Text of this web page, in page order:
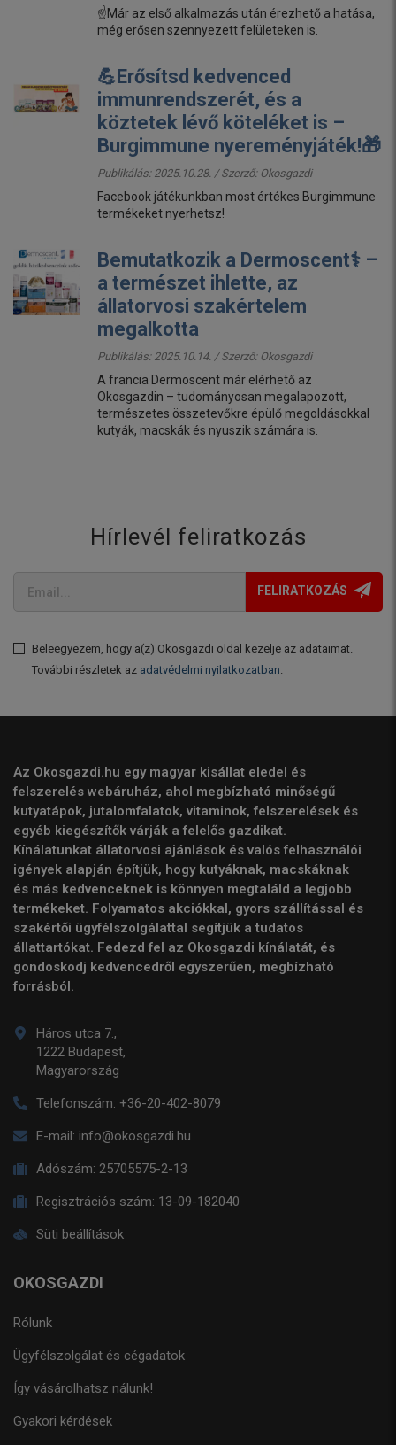
☝️Már az első alkalmazás után érezhető a hatása,
még erősen szennyezett felületeken is.
💪Erősítsd kedvenced
immunrendszerét, és a
köztetek lévő köteléket is –
Burgimmune nyereményjáték!🎁
Publikálás: 2025.10.28. / Szerző: Okosgazdi
Facebook játékunkban most értékes Burgimmune
termékeket nyerhetsz!
Bemutatkozik a Dermoscent⚕️ –
a természet ihlette, az
állatorvosi szakértelem
megalkotta
Publikálás: 2025.10.14. / Szerző: Okosgazdi
A francia Dermoscent már elérhető az
Okosgazdin – tudományosan megalapozott,
természetes összetevőkre épülő megoldásokkal
kutyák, macskák és nyuszik számára is.
Hírlevél feliratkozás
FELIRATKOZÁS
Beleegyezem, hogy a(z) Okosgazdi oldal kezelje az adataimat.
További részletek az adatvédelmi nyilatkozatban.
Az Okosgazdi.hu egy magyar kisállat eledel és
felszerelés webáruház, ahol megbízható minőségű
kutyatápok, jutalomfalatok, vitaminok, felszerelések és
egyéb kiegészítők várják a felelős gazdikat.
Kínálatunkat állatorvosi ajánlások és valós felhasználói
igények alapján építjük, hogy kutyáknak, macskáknak
és más kedvenceknek is könnyen megtaláld a legjobb
termékeket. Folyamatos akciókkal, gyors szállítással és
szakértői ügyfélszolgálattal segítjük a tudatos
állattartókat. Fedezd fel az Okosgazdi kínálatát, és
gondoskodj kedvencedről egyszerűen, megbízható
forrásból.
Háros utca 7.,
1222 Budapest,
Magyarország
Telefonszám: +36-20-402-8079
E-mail: info@okosgazdi.hu
Adószám: 25705575-2-13
Regisztrációs szám: 13-09-182040
Süti beállítások
OKOSGAZDI
Rólunk
Ügyfélszolgálat és cégadatok
Így vásárolhatsz nálunk!
Gyakori kérdések